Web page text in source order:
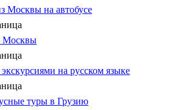
Москвы на автобусе
Москвы
на русском языке
туры в Грузию